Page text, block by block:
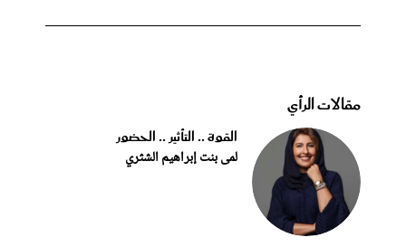
مقالات الرأي
القوة .. التأثير .. الحضور
لمى بنت إبراهيم الشثري